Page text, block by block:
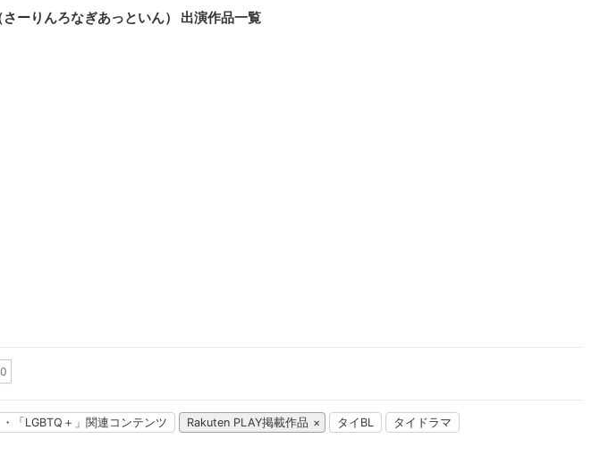
表示
表示
ーりんろなぎあっといん） 出演作品一覧
「LGBTQ＋」関連コンテンツ Rakuten PLAY掲載作品 タイBL タイドラマ